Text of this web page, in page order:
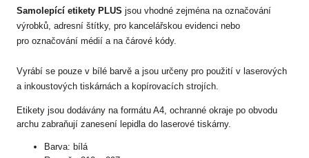
Samolepící etikety PLUS jsou vhodné zejména na označování
výrobků, adresní štítky, pro kancelářskou evidenci nebo
pro označování médií a na čárové kódy.
Vyrábí se pouze v bílé barvě a jsou určeny pro použití v laserových
a inkoustových tiskárnách a kopírovacích strojích.
Etikety jsou dodávány na formátu A4, ochranné okraje po obvodu
archu zabraňují zanesení lepidla do laserové tiskárny.
Barva: bílá